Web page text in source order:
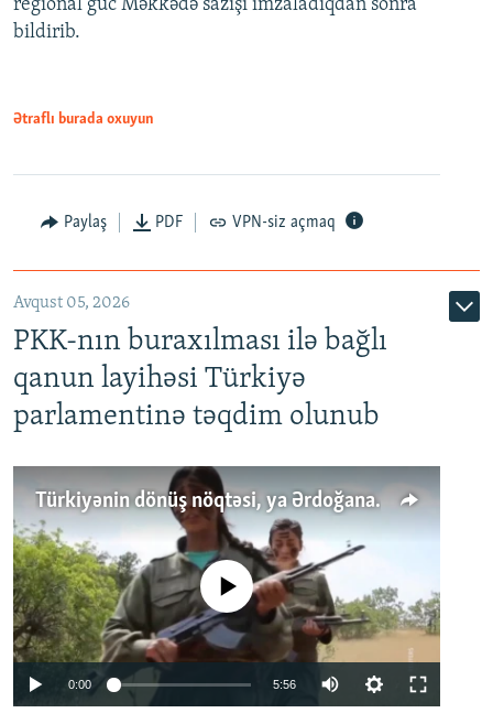
regional güc Məkkədə sazişi imzaladıqdan sonra
bildirib.
Ətraflı burada oxuyun
Paylaş PDF VPN-siz açmaq
Avqust 05, 2026
PKK-nın buraxılması ilə bağlı
qanun layihəsi Türkiyə
parlamentinə təqdim olunub
Türkiyənin dönüş nöqtəsi, ya Ərdoğana üçüncü şans: PKK ilə qəfil barışıq nə deməkdir?
No media source currently available
0:00 5:56